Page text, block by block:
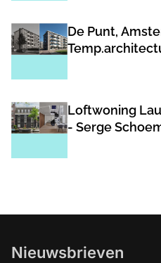
De Punt,
Loftwoning
- Serge
Nieuwsbrieven